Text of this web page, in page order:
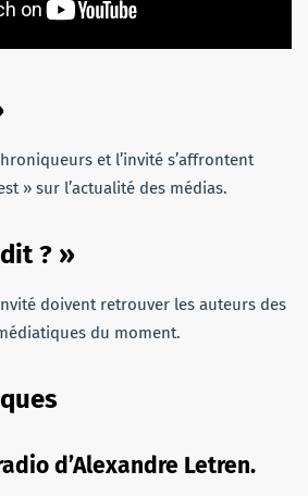
et l’invité s’affrontent
» sur l’actualité des médias.
? »
doivent retrouver les auteurs des
du moment.
d’Alexandre Letren.